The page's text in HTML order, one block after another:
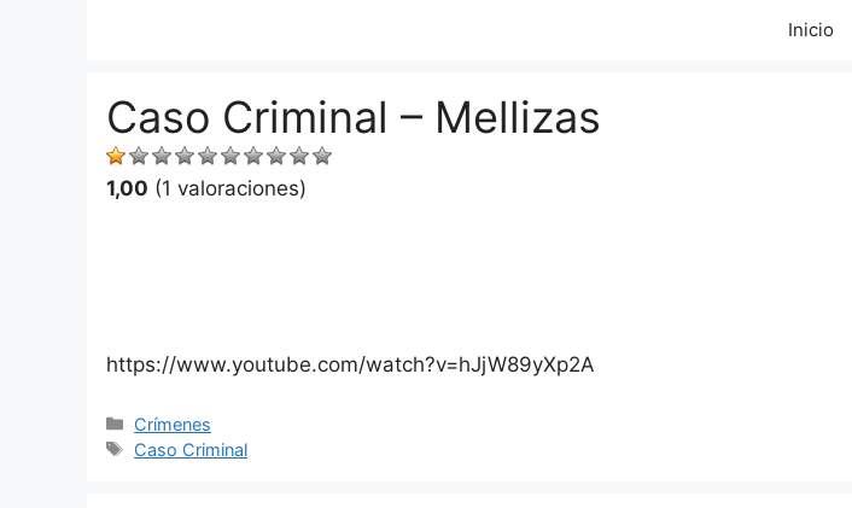
Inicio
Caso Criminal – Mellizas
1,00 (1 valoraciones)
https://www.youtube.com/watch?v=hJjW89yXp2A
Categorías
Crímenes
Etiquetas
Caso Criminal